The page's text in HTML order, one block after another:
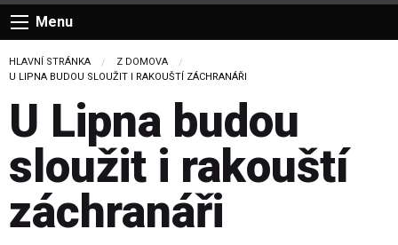
Menu
HLAVNÍ STRÁNKA
Z DOMOVA
CURRENT:
U LIPNA BUDOU SLOUŽIT I RAKOUŠTÍ ZÁCHRANÁŘI
U Lipna budou
sloužit i rakouští
záchranáři